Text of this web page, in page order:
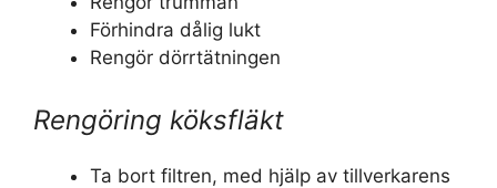
Förhindra dålig lukt
Rengör dörrtätningen
Rengöring köksfläkt
Ta bort filtren, med hjälp av tillverkarens